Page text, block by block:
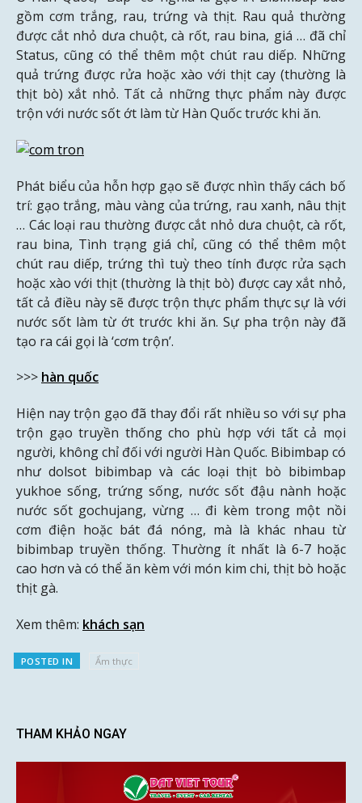
gồm cơm trắng, rau, trứng và thịt. Rau quả thường
được cắt nhỏ dưa chuột, cà rốt, rau bina, giá … đã chỉ
Status, cũng có thể thêm một chút rau diếp. Những
quả trứng được rửa hoặc xào với thịt cay (thường là
thịt bò) xắt nhỏ. Tất cả những thực phẩm này được
trộn với nước sốt ớt làm từ Hàn Quốc trước khi ăn.
Phát biểu của hỗn hợp gạo sẽ được nhìn thấy cách bố
trí: gạo trắng, màu vàng của trứng, rau xanh, nâu thịt
… Các loại rau thường được cắt nhỏ dưa chuột, cà rốt,
rau bina, Tình trạng giá chỉ, cũng có thể thêm một
chút rau diếp, trứng thì tuỳ theo tính được rửa sạch
hoặc xào với thịt (thường là thịt bò) được cay xắt nhỏ,
tất cả điều này sẽ được trộn thực phẩm thực sự là với
nước sốt làm từ ớt trước khi ăn. Sự pha trộn này đã
tạo ra cái gọi là ‘cơm trộn’.
>>> hàn quốc
Hiện nay trộn gạo đã thay đổi rất nhiều so với sự pha
trộn gạo truyền thống cho phù hợp với tất cả mọi
người, không chỉ đối với người Hàn Quốc. Bibimbap có
như dolsot bibimbap và các loại thịt bò bibimbap
yukhoe sống, trứng sống, nước sốt đậu nành hoặc
nước sốt gochujang, vừng … đi kèm trong một nồi
cơm điện hoặc bát đá nóng, mà là khác nhau từ
bibimbap truyền thống. Thường ít nhất là 6-7 hoặc
cao hơn và có thể ăn kèm với món kim chi, thịt bò hoặc
thịt gà.
Xem thêm: khách sạn
POSTED IN Ẩm thực
THAM KHẢO NGAY